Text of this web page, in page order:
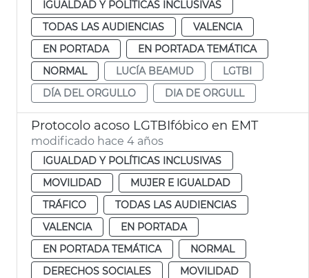
IGUALDAD Y POLÍTICAS INCLUSIVAS
TODAS LAS AUDIENCIAS
VALENCIA
EN PORTADA
EN PORTADA TEMÁTICA
NORMAL
LUCÍA BEAMUD
LGTBI
DÍA DEL ORGULLO
DIA DE ORGULL
Protocolo acoso LGTBIfóbico en EMT
modificado hace 4 años
IGUALDAD Y POLÍTICAS INCLUSIVAS
MOVILIDAD
MUJER E IGUALDAD
TRÁFICO
TODAS LAS AUDIENCIAS
VALENCIA
EN PORTADA
EN PORTADA TEMÁTICA
NORMAL
DERECHOS SOCIALES
MOVILIDAD